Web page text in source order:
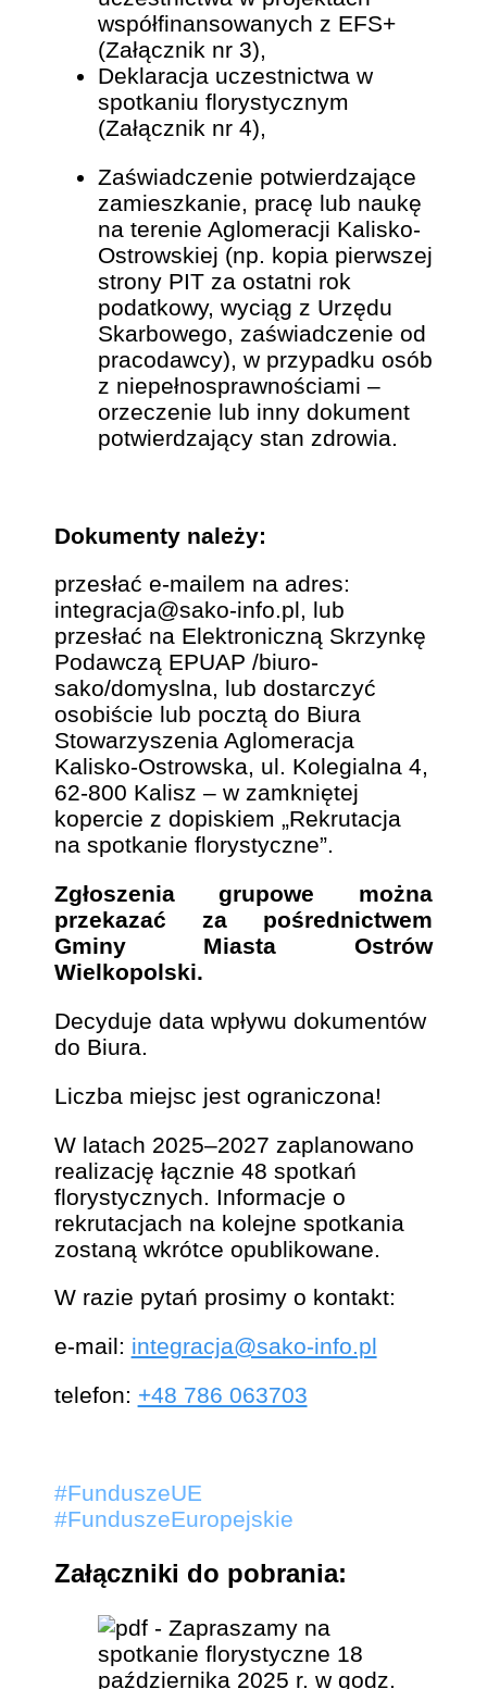
współfinansowanych z EFS+
(Załącznik nr 3),
Deklaracja uczestnictwa w
spotkaniu florystycznym
(Załącznik nr 4),
Zaświadczenie potwierdzające
zamieszkanie, pracę lub naukę
na terenie Aglomeracji Kalisko-
Ostrowskiej (np. kopia pierwszej
strony PIT za ostatni rok
podatkowy, wyciąg z Urzędu
Skarbowego, zaświadczenie od
pracodawcy), w przypadku osób
z niepełnosprawnościami –
orzeczenie lub inny dokument
potwierdzający stan zdrowia.
Dokumenty należy:
przesłać e-mailem na adres:
integracja@sako-info.pl, lub
przesłać na Elektroniczną Skrzynkę
Podawczą EPUAP /biuro-
sako/domyslna, lub dostarczyć
osobiście lub pocztą do Biura
Stowarzyszenia Aglomeracja
Kalisko-Ostrowska, ul. Kolegialna 4,
62-800 Kalisz – w zamkniętej
kopercie z dopiskiem „Rekrutacja
na spotkanie florystyczne”.
Zgłoszenia grupowe można
przekazać za pośrednictwem
Gminy Miasta Ostrów
Wielkopolski.
Decyduje data wpływu dokumentów
do Biura.
Liczba miejsc jest ograniczona!
W latach 2025–2027 zaplanowano
realizację łącznie 48 spotkań
florystycznych. Informacje o
rekrutacjach na kolejne spotkania
zostaną wkrótce opublikowane.
W razie pytań prosimy o kontakt:
e-mail: integracja@sako-info.pl
telefon: +48 786 063703
#FunduszeUE
#FunduszeEuropejskie
Załączniki do pobrania: